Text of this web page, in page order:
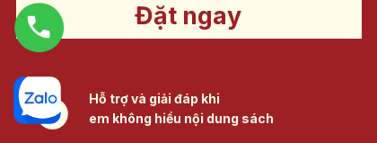
Đặt ngay
Hỗ trợ và giải đáp khi
em không hiểu nội dung sách